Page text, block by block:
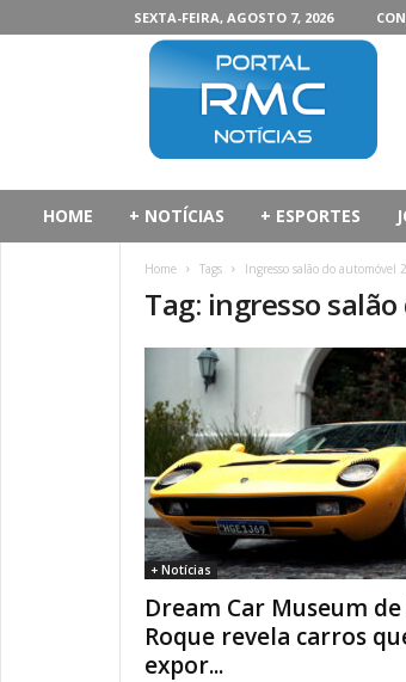
SEXTA-FEIRA, AGOSTO 7, 2026
HOME + NOTÍCIAS + ESPORTES
Home Tags Ingresso salão do automóvel
Tag: ingresso
+ Notícias
Dream Car Museum de
Roque revela carros
expor...